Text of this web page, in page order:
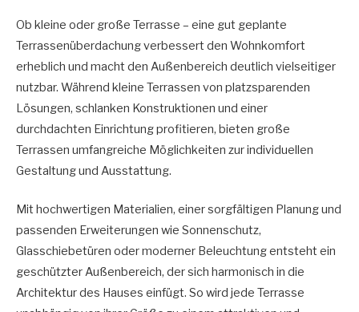
Ob kleine oder große Terrasse – eine gut geplante
Terrassenüberdachung verbessert den Wohnkomfort
erheblich und macht den Außenbereich deutlich vielseitiger
nutzbar. Während kleine Terrassen von platzsparenden
Lösungen, schlanken Konstruktionen und einer
durchdachten Einrichtung profitieren, bieten große
Terrassen umfangreiche Möglichkeiten zur individuellen
Gestaltung und Ausstattung.
Mit hochwertigen Materialien, einer sorgfältigen Planung und
passenden Erweiterungen wie Sonnenschutz,
Glasschiebetüren oder moderner Beleuchtung entsteht ein
geschützter Außenbereich, der sich harmonisch in die
Architektur des Hauses einfügt. So wird jede Terrasse